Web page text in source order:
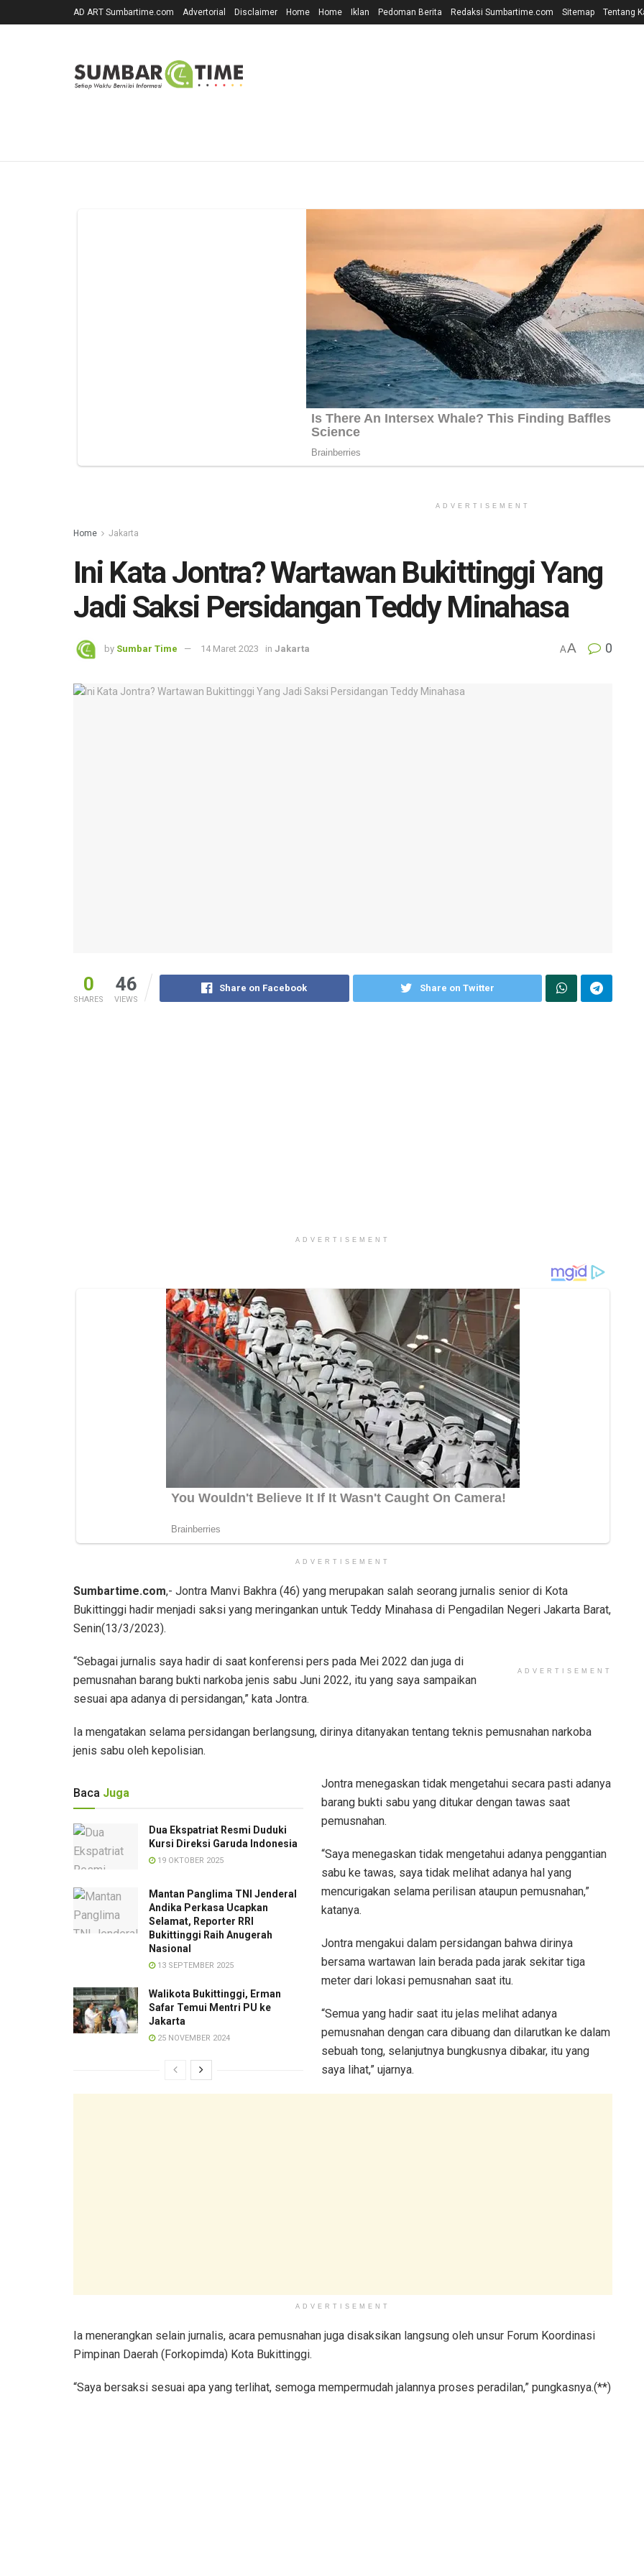
AD ART Sumbartime.com Advertorial Disclaimer Home Home Iklan Pedoman Berita Redaksi Sumbartime.com Sitemap Tentang
ADVERTISEMENT
Home Jakarta
Ini Kata Jontra? Wartawan Bukittinggi Yang
Jadi Saksi Persidangan Teddy Minahasa
by Sumbar Time 14 Maret 2023 in Jakarta AA 0
0
SHARES
46
VIEWS
Share on Facebook Share on Twitter
ADVERTISEMENT
ADVERTISEMENT
Sumbartime.com,- Jontra Manvi Bakhra (46) yang merupakan salah seorang jurnalis senior di Kota
Bukittinggi hadir menjadi saksi yang meringankan untuk Teddy Minahasa di Pengadilan Negeri Jakarta Barat,
Senin(13/3/2023).
ADVERTISEMENT
“Sebagai jurnalis saya hadir di saat konferensi pers pada Mei 2022 dan juga di
pemusnahan barang bukti narkoba jenis sabu Juni 2022, itu yang saya sampaikan
sesuai apa adanya di persidangan,” kata Jontra.
Ia mengatakan selama persidangan berlangsung, dirinya ditanyakan tentang teknis pemusnahan narkoba
jenis sabu oleh kepolisian.
Baca Juga
Dua Ekspatriat Resmi Duduki
Kursi Direksi Garuda Indonesia
19 OKTOBER 2025
Mantan Panglima TNI Jenderal
Andika Perkasa Ucapkan
Selamat, Reporter RRI
Bukittinggi Raih Anugerah
Nasional
13 SEPTEMBER 2025
Walikota Bukittinggi, Erman
Safar Temui Mentri PU ke
Jakarta
25 NOVEMBER 2024
Jontra menegaskan tidak mengetahui secara pasti adanya
barang bukti sabu yang ditukar dengan tawas saat
pemusnahan.
“Saya menegaskan tidak mengetahui adanya penggantian
sabu ke tawas, saya tidak melihat adanya hal yang
mencurigakan selama perilisan ataupun pemusnahan,”
katanya.
Jontra mengakui dalam persidangan bahwa dirinya
bersama wartawan lain berada pada jarak sekitar tiga
meter dari lokasi pemusnahan saat itu.
“Semua yang hadir saat itu jelas melihat adanya
pemusnahan dengan cara dibuang dan dilarutkan ke dalam
sebuah tong, selanjutnya bungkusnya dibakar, itu yang
saya lihat,” ujarnya.
ADVERTISEMENT
Ia menerangkan selain jurnalis, acara pemusnahan juga disaksikan langsung oleh unsur Forum Koordinasi
Pimpinan Daerah (Forkopimda) Kota Bukittinggi.
“Saya bersaksi sesuai apa yang terlihat, semoga mempermudah jalannya proses peradilan,” pungkasnya.(**)